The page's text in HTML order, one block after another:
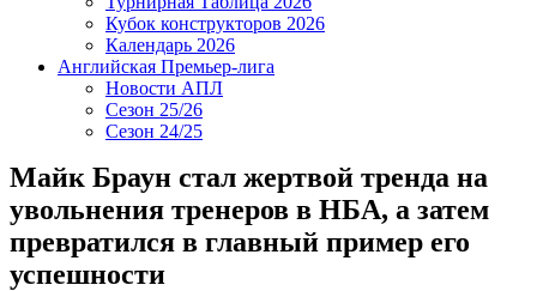
Кубок конструкторов 2026
Календарь 2026
Английская Премьер-лига
Новости АПЛ
Сезон 25/26
Сезон 24/25
Майк Браун стал жертвой тренда на
увольнения тренеров в НБА, а затем
превратился в главный пример его
успешности